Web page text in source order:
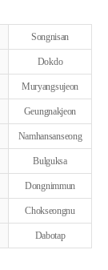
Songnisan
Dokdo
Muryangsujeon
Geungnakjeon
Namhansanseong
Bulguksa
Dongnimmun
Chokseongnu
Dabotap